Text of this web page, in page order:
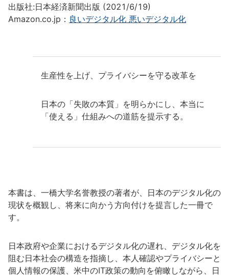
出版社:日本経済新聞出版 (2021/6/19)
Amazon.co.jp： 良いデジタル化 悪いデジタル化
生産性を上げ、プライバシーを守る改革を
日本の「失敗の本質」を明らかにし、本当に
「使える」仕組みへの道筋を提示する。
本書は、一橋大学名誉教授の著者が、日本のデジタル化の
現状を概観し、将来に向かう方向付けを提言した一冊で
す。
日本政府や企業におけるデジタル化の遅れ、デジタル化を
阻む日本社会の構造を指摘し、本人確認やプライバシーと
個人情報の保護、米中のIT政策の動向を俯瞰しながら、日